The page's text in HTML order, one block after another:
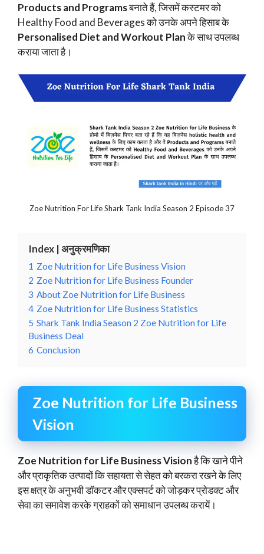
Products and Programsबनाते हैं, जिसमें कस्टमर को
Healthy Food and Beverages को उनके अपने हिसाब के
Personalised Diet and Workout Planके साथ उपलब्ध
कराया जाता है।
Zoe Nutrition For Life Shark Tank India Season 2 Episode 37
Index | अनुक्रमणिका
1 Zoe Nutrition for Life Business Vision
2 Zoe Nutrition for Life Business Founder
3 About Zoe Nutrition for Life Business
4 Zoe Nutrition for Life Business Statistics
5 Shark Tank India Season 2 Zoe Nutrition for Life
Business Deal
6 Conclusion
Zoe Nutrition for Life Business
Vision
Zoe Nutrition for Life Business Visionहै कि खाने पीने
और प्राकृतिक उत्पादों कि सहायता से सेहत को बरकरा रखने के लिए
इस क्षत्र के अनुभवी डॉकटर और एक्सपर्ट को जोड़कर प्रोडक्ट और
सेवा का समावेश करके ग्राहकों को समाधान उपलब्ध करायें।